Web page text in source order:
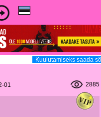
Kuulutamiseks saada
01 2885